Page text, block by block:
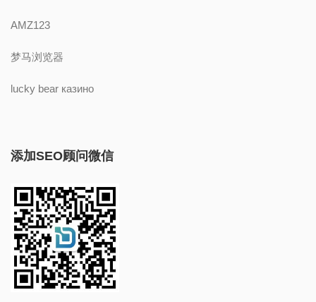
AMZ123
梦马浏览器
lucky bear казино
添加SEO顾问微信